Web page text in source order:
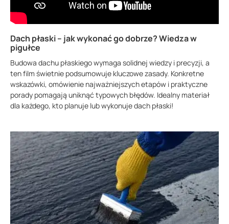
Dach płaski – jak wykonać go dobrze? Wiedza w
pigułce
Budowa dachu płaskiego wymaga solidnej wiedzy i precyzji, a
ten film świetnie podsumowuje kluczowe zasady. Konkretne
wskazówki, omówienie najważniejszych etapów i praktyczne
porady pomagają uniknąć typowych błędów. Idealny materiał
dla każdego, kto planuje lub wykonuje dach płaski!